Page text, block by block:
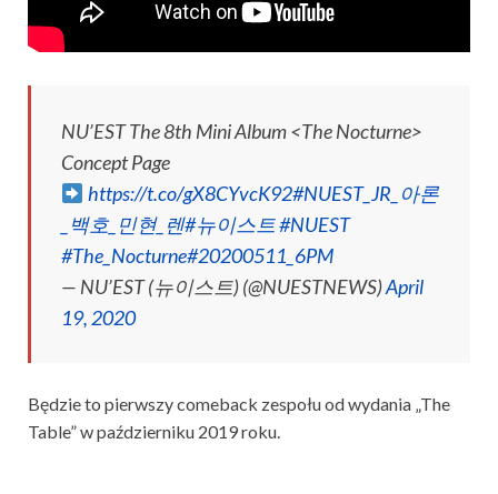
NU’EST The 8th Mini Album <The Nocturne>
Concept Page
https://t.co/gX8CYvcK92#NUEST_JR_아론
_백호_민현_렌#뉴이스트#NUEST
#The_Nocturne#20200511_6PM
— NU’EST (뉴이스트) (@NUESTNEWS)April
19, 2020
Będzie to pierwszy comeback zespołu od wydania „The
Table” w październiku 2019 roku.